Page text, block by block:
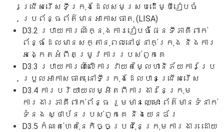
ជ្រើសរើសទីក្រុងដែលសមស្របដើម្បីរៀបចំ
ប្រព័ន្ធព័ត៌មានអាកាសធាតុ (LISA)
D3.2 របាយការណ៍ក្នុងការរៀបចំផែនទីភាគីពាក់
ព័ន្ធដែលមានសក្តានុពលនៅថ្នាក់ក្រុង និងការ
អង្កេតអំពីតម្រូវការរបស់ពួកគេ
D3.3 របាយការណ៍លើការវាយតម្លៃហានិភ័យការប្រែ
ប្រួលអាកាសធាតុ នៅទីក្រុងដែលបានជ្រើសរើស
D3.4 ការបរិយាយលម្អិតពីការងារនៃក្រុម
ការងារភាគីពាក់ព័ន្ធ រួមមានឈ្មោះ ព័ត៌មានទំនាក់
ទំនង ស្ថាប័នរបស់ពួកគេ និងយេនឌ័រ
D3.5 កំណត់ហេតុនៃកិច្ចប្រជុំនៃក្រុមការងារ ដោយ